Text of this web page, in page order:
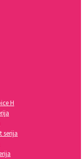
H
serija